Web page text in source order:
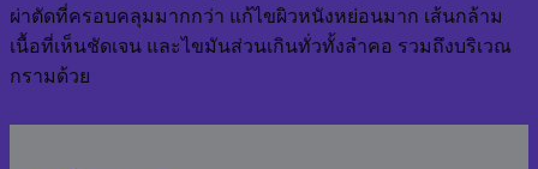
ผ่าตัดที่ครอบคลุมมากกว่า แก้ไขผิวหนังหย่อนมาก เส้นกล้าม
เนื้อที่เห็นชัดเจน และไขมันส่วนเกินทั่วทั้งลำคอ รวมถึงบริเวณ
กรามด้วย